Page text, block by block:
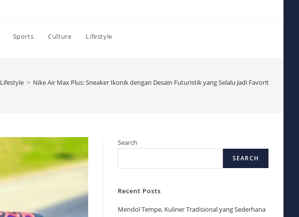
Sports Culture Lifestyle
Lifestyle > Nike Air Max Plus: Sneaker Ikonik dengan Desain Futuristik yang Selalu Jadi Favorit
Search
SEARCH
Recent Posts
Mendol Tempe, Kuliner Tradisional yang Sederhana